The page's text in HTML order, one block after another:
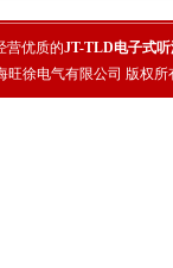
营优质的JT-TLD电子式
旺徐电气有限公司 版权